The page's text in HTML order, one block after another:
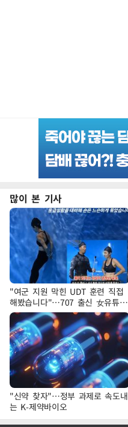
많이 본 기사
"여군 지원 막힌 UDT 훈련 직접
해봤습니다"…707 출신 女유튜버
'완벽 소화'
"신약 찾자"…정부 과제로 속도내
는 K-제약바이오